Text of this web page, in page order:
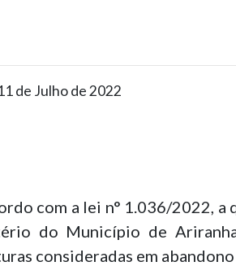
de Julho de 2022
com a lei n° 1.036/2022,
do Município de
consideradas em abandono